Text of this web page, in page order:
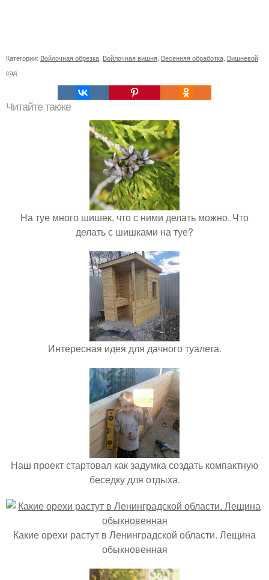
Категории: Войлочная обрезка, Войлочная вишня, Весенняя обработка, Вишневой
сад
Читайте также
На туе много шишек, что с ними делать можно. Что
делать с шишками на туе?
Интересная идея для дачного туалета.
Наш проект стартовал как задумка создать компактную
беседку для отдыха.
Какие орехи растут в Ленинградской области. Лещина
обыкновенная